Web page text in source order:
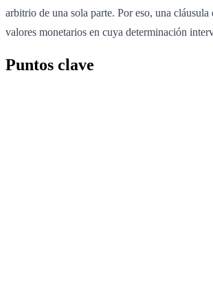
arbitrio de una sola parte. Por eso, una
valores monetarios en cuya determinación
Puntos clave